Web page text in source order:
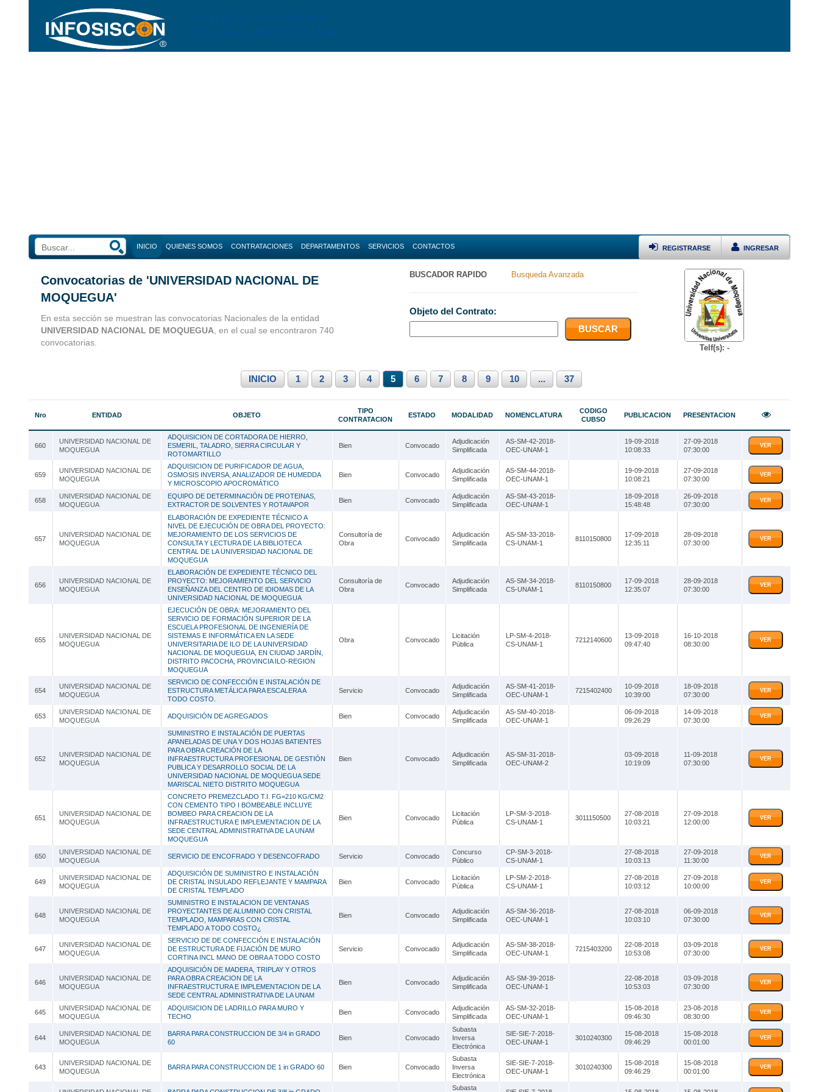
INICIO QUIENES SOMOS CONTRATACIONES
Consultorias Perú
DEPARTAMENTOS
Apurímac
Arequipa
Cajamarca
Huancavelica
La Libertad
Lambayeque
Madre de Dios
Pasco
Piura
San Martín
Tacna
Tumbes
SERVICIOS CONTACTOS INGRESAR
REGISTRARSE
Convocatorias de 'UNIVERSIDAD NACIONAL DE
MOQUEGUA'
En esta sección se muestran las convocatorias Nacionales de la entidad
UNIVERSIDAD NACIONAL DE MOQUEGUA , en el cual se encontraron 740
convocatorias.
BUSCADOR RAPIDO Busqueda Avanzada
Objeto del Contrato:
Telf(s): -
INICIO 1 2 3 4 5 6 7 8 9 10 ... 37
Nro ENTIDAD OBJETO
TIPO
CONTRATACION
ESTADO MODALIDAD NOMENCLATURA
CODIGO
CUBSO
PUBLICACION PRESENTACION
660
UNIVERSIDAD NACIONAL DE
MOQUEGUA
ADQUISICION DE CORTADORA DE HIERRO,
ESMERIL, TALADRO, SIERRA CIRCULAR Y
ROTOMARTILLO
Bien Convocado
Adjudicación
Simplificada
AS-SM-42-2018-
OEC-UNAM-1
19-09-2018
10:08:33
27-09-2018
07:30:00
VER
659
UNIVERSIDAD NACIONAL DE
MOQUEGUA
ADQUISICION DE PURIFICADOR DE AGUA,
OSMOSIS INVERSA, ANALIZADOR DE HUMEDDA
Y MICROSCOPIO APOCROMÁTICO
Bien Convocado
Adjudicación
Simplificada
AS-SM-44-2018-
OEC-UNAM-1
19-09-2018
10:08:21
27-09-2018
07:30:00
VER
658
UNIVERSIDAD NACIONAL DE
MOQUEGUA
EQUIPO DE DETERMINACIÓN DE PROTEINAS,
EXTRACTOR DE SOLVENTES Y ROTAVAPOR
Bien Convocado
Adjudicación
Simplificada
AS-SM-43-2018-
OEC-UNAM-1
18-09-2018
15:48:48
26-09-2018
07:30:00
VER
657
UNIVERSIDAD NACIONAL DE
MOQUEGUA
ELABORACIÓN DE EXPEDIENTE TÉCNICO A
NIVEL DE EJECUCIÓN DE OBRA DEL PROYECTO:
MEJORAMIENTO DE LOS SERVICIOS DE
CONSULTA Y LECTURA DE LA BIBLIOTECA
CENTRAL DE LA UNIVERSIDAD NACIONAL DE
MOQUEGUA
Consultoría de
Obra
Convocado
Adjudicación
Simplificada
AS-SM-33-2018-
CS-UNAM-1
8110150800
17-09-2018
12:35:11
28-09-2018
07:30:00
VER
656
UNIVERSIDAD NACIONAL DE
MOQUEGUA
ELABORACIÓN DE EXPEDIENTE TÉCNICO DEL
PROYECTO: MEJORAMIENTO DEL SERVICIO
ENSEÑANZA DEL CENTRO DE IDIOMAS DE LA
UNIVERSIDAD NACIONAL DE MOQUEGUA
Consultoría de
Obra
Convocado
Adjudicación
Simplificada
AS-SM-34-2018-
CS-UNAM-1
8110150800
17-09-2018
12:35:07
28-09-2018
07:30:00
VER
655
UNIVERSIDAD NACIONAL DE
MOQUEGUA
EJECUCIÓN DE OBRA: MEJORAMIENTO DEL
SERVICIO DE FORMACIÓN SUPERIOR DE LA
ESCUELA PROFESIONAL DE INGENIERÍA DE
SISTEMAS E INFORMÁTICA EN LA SEDE
UNIVERSITARIA DE ILO DE LA UNIVERSIDAD
NACIONAL DE MOQUEGUA, EN CIUDAD JARDÍN,
DISTRITO PACOCHA, PROVINCIA ILO-REGION
MOQUEGUA
Obra Convocado
Licitación
Pública
LP-SM-4-2018-
CS-UNAM-1
7212140600
13-09-2018
09:47:40
16-10-2018
08:30:00
VER
654
UNIVERSIDAD NACIONAL DE
MOQUEGUA
SERVICIO DE CONFECCIÓN E INSTALACIÓN DE
ESTRUCTURA METÁLICA PARA ESCALERA A
TODO COSTO.
Servicio Convocado
Adjudicación
Simplificada
AS-SM-41-2018-
OEC-UNAM-1
7215402400
10-09-2018
10:39:00
18-09-2018
07:30:00
VER
653
UNIVERSIDAD NACIONAL DE
MOQUEGUA
ADQUISICIÓN DE AGREGADOS Bien Convocado
Adjudicación
Simplificada
AS-SM-40-2018-
OEC-UNAM-1
06-09-2018
09:26:29
14-09-2018
07:30:00
VER
652
UNIVERSIDAD NACIONAL DE
MOQUEGUA
SUMINISTRO E INSTALACIÓN DE PUERTAS
APANELADAS DE UNA Y DOS HOJAS BATIENTES
PARA OBRA CREACIÓN DE LA
INFRAESTRUCTURA PROFESIONAL DE GESTIÓN
PUBLICA Y DESARROLLO SOCIAL DE LA
UNIVERSIDAD NACIONAL DE MOQUEGUA SEDE
MARISCAL NIETO DISTRITO MOQUEGUA
Bien Convocado
Adjudicación
Simplificada
AS-SM-31-2018-
OEC-UNAM-2
03-09-2018
10:19:09
11-09-2018
07:30:00
VER
651
UNIVERSIDAD NACIONAL DE
MOQUEGUA
CONCRETO PREMEZCLADO T.I. FG=210 KG/CM2
CON CEMENTO TIPO I BOMBEABLE INCLUYE
BOMBEO PARA CREACION DE LA
INFRAESTRUCTURA E IMPLEMENTACION DE LA
SEDE CENTRAL ADMINISTRATIVA DE LA UNAM
MOQUEGUA
Bien Convocado
Licitación
Pública
LP-SM-3-2018-
CS-UNAM-1
3011150500
27-08-2018
10:03:21
27-09-2018
12:00:00
VER
650
UNIVERSIDAD NACIONAL DE
MOQUEGUA
SERVICIO DE ENCOFRADO Y DESENCOFRADO Servicio Convocado
Concurso
Público
CP-SM-3-2018-
CS-UNAM-1
27-08-2018
10:03:13
27-09-2018
11:30:00
VER
649
UNIVERSIDAD NACIONAL DE
MOQUEGUA
ADQUISICIÓN DE SUMINISTRO E INSTALACIÓN
DE CRISTAL INSULADO REFLEJANTE Y MAMPARA
DE CRISTAL TEMPLADO
Bien Convocado
Licitación
Pública
LP-SM-2-2018-
CS-UNAM-1
27-08-2018
10:03:12
27-09-2018
10:00:00
VER
648
UNIVERSIDAD NACIONAL DE
MOQUEGUA
SUMINISTRO E INSTALACION DE VENTANAS
PROYECTANTES DE ALUMINIO CON CRISTAL
TEMPLADO, MAMPARAS CON CRISTAL
TEMPLADO A TODO COSTO¿
Bien Convocado
Adjudicación
Simplificada
AS-SM-36-2018-
OEC-UNAM-1
27-08-2018
10:03:10
06-09-2018
07:30:00
VER
647
UNIVERSIDAD NACIONAL DE
MOQUEGUA
SERVICIO DE DE CONFECCIÓN E INSTALACIÓN
DE ESTRUCTURA DE FIJACIÓN DE MURO
CORTINA INCL MANO DE OBRA A TODO COSTO
Servicio Convocado
Adjudicación
Simplificada
AS-SM-38-2018-
OEC-UNAM-1
7215403200
22-08-2018
10:53:08
03-09-2018
07:30:00
VER
646
UNIVERSIDAD NACIONAL DE
MOQUEGUA
ADQUISICIÓN DE MADERA, TRIPLAY Y OTROS
PARA OBRA CREACION DE LA
INFRAESTRUCTURA E IMPLEMENTACION DE LA
SEDE CENTRAL ADMINISTRATIVA DE LA UNAM
Bien Convocado
Adjudicación
Simplificada
AS-SM-39-2018-
OEC-UNAM-1
22-08-2018
10:53:03
03-09-2018
07:30:00
VER
645
UNIVERSIDAD NACIONAL DE
MOQUEGUA
ADQUISICION DE LADRILLO PARA MURO Y
TECHO
Bien Convocado
Adjudicación
Simplificada
AS-SM-32-2018-
OEC-UNAM-1
15-08-2018
09:46:30
23-08-2018
08:30:00
VER
644
UNIVERSIDAD NACIONAL DE
MOQUEGUA
BARRA PARA CONSTRUCCION DE 3/4 in GRADO
60
Bien Convocado
Subasta
Inversa
Electrónica
SIE-SIE-7-2018-
OEC-UNAM-1
3010240300
15-08-2018
09:46:29
15-08-2018
00:01:00
VER
643
UNIVERSIDAD NACIONAL DE
MOQUEGUA
BARRA PARA CONSTRUCCION DE 1 in GRADO 60 Bien Convocado
Subasta
Inversa
Electrónica
SIE-SIE-7-2018-
OEC-UNAM-1
3010240300
15-08-2018
09:46:29
15-08-2018
00:01:00
VER
Subasta